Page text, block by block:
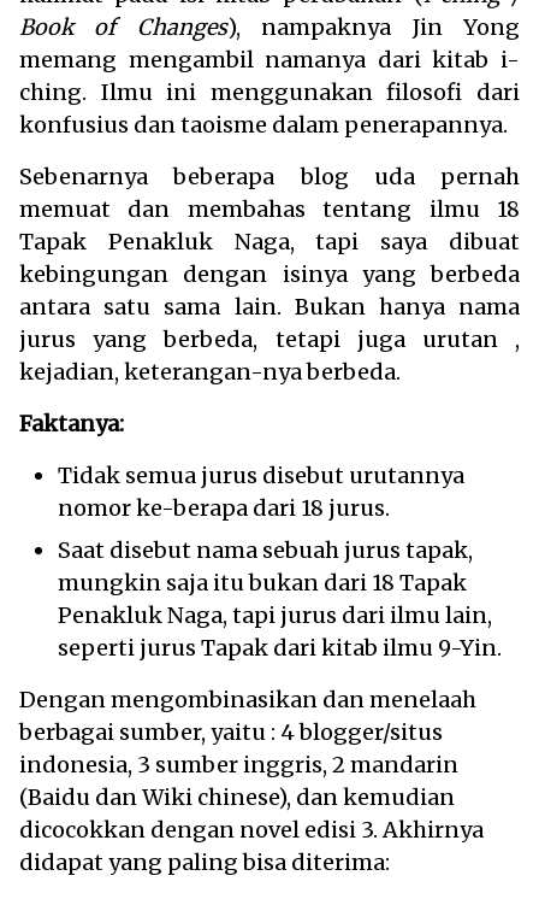
Book of Changes), nampaknya Jin Yong
memang mengambil namanya dari kitab i-
ching. Ilmu ini menggunakan filosofi dari
konfusius dan taoisme dalam penerapannya.
Sebenarnya beberapa blog uda pernah
memuat dan membahas tentang ilmu 18
Tapak Penakluk Naga, tapi saya dibuat
kebingungan dengan isinya yang berbeda
antara satu sama lain. Bukan hanya nama
jurus yang berbeda, tetapi juga urutan ,
kejadian, keterangan-nya berbeda.
Faktanya:
Tidak semua jurus disebut urutannya
nomor ke-berapa dari 18 jurus.
Saat disebut nama sebuah jurus tapak,
mungkin saja itu bukan dari 18 Tapak
Penakluk Naga, tapi jurus dari ilmu lain,
seperti jurus Tapak dari kitab ilmu 9-Yin.
Dengan mengombinasikan dan menelaah
berbagai sumber, yaitu : 4 blogger/situs
indonesia, 3 sumber inggris, 2 mandarin
(Baidu dan Wiki chinese), dan kemudian
dicocokkan dengan novel edisi 3. Akhirnya
didapat yang paling bisa diterima: